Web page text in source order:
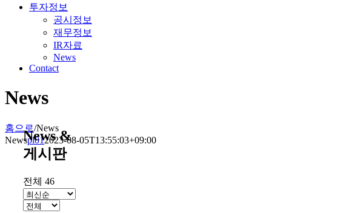
투자정보
공시정보
재무정보
IR자료
News
Contact
News
홈으로/News
Newspl012023-08-05T13:55:03+09:00
News &
게시판
전체 46